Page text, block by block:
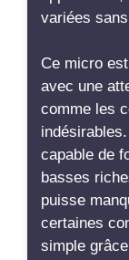
pour
En résumé,
pour ceux
de leur
Il apporte
sonore
utilisation
donner un